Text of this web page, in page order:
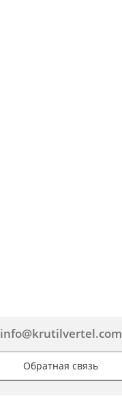
info@krutilvertel.com
Обратная связь